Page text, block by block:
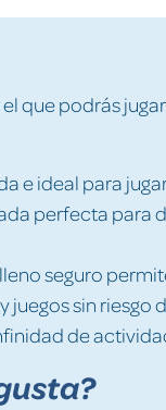
que podrás
e ideal para
perfecta para
seguro
juegos sin riesgo
de